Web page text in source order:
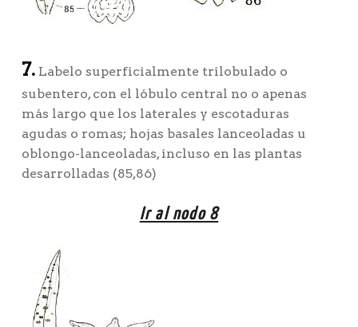
7.Labelo superficialmente trilobulado o
subentero, con el lóbulo central no o apenas
más largo que los laterales y escotaduras
agudas o romas; hojas basales lanceoladas u
oblongo-lanceoladas, incluso en las plantas
desarrolladas (85,86)
Ir al nodo 8